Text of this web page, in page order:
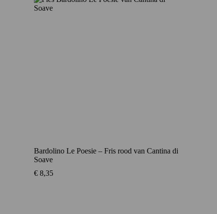
Bardolino Le Poesie – Fris rood van Cantina di
Soave
€ 8,35